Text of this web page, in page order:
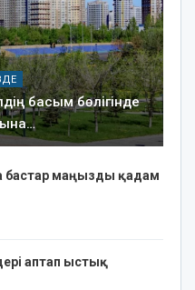
басым бөлігінде
бастар маңызды қадам
аптап ыстық